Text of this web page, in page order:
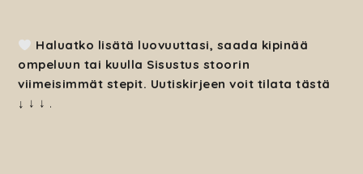
Haluatko lisätä luovuuttasi, saada kipinää
ompeluun tai kuulla Sisustus stoorin
viimeisimmät stepit. Uutiskirjeen voit tilata tästä
↓ ↓ ↓ .